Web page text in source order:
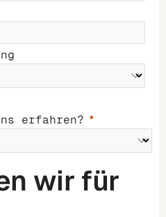
erfahren?
wir für